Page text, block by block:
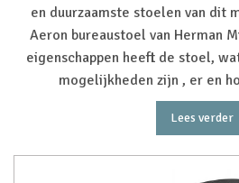
en duurzaamste stoelen van dit
Aeron bureaustoel van Herman
eigenschappen heeft de stoel,
mogelijkheden zijn , er en
Lees verder